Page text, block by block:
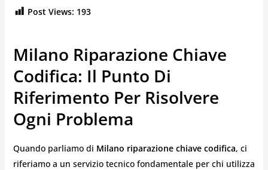
Post Views: 193
Milano Riparazione Chiave
Codifica: Il Punto Di
Riferimento Per Risolvere
Ogni Problema
Quando parliamo di Milano riparazione chiave codifica, ci
riferiamo a un servizio tecnico fondamentale per chi utilizza